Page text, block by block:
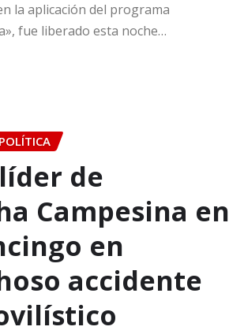
la aplicación del programa
fue liberado esta noche…
POLÍTICA
de
Campesina en
en
accidente